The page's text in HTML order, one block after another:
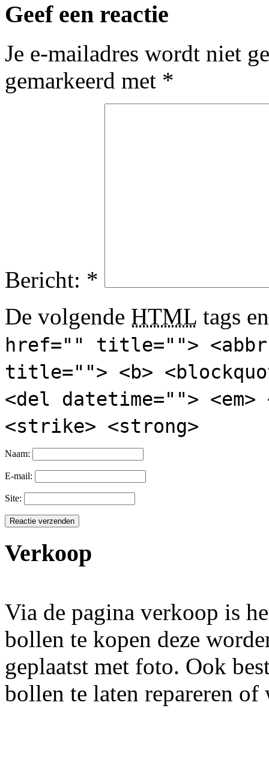
Geef een reactie
Je e-mailadres wordt niet
gemarkeerd met *
Bericht: *
De volgende HTML tags
href="" title="">
title=""> <b>
<del datetime="">
<strike> <strong>
Naam:
E-mail:
Site:
Verkoop
Via de pagina verkoop is
bollen te kopen deze
geplaatst met foto. Ook
bollen te laten repareren